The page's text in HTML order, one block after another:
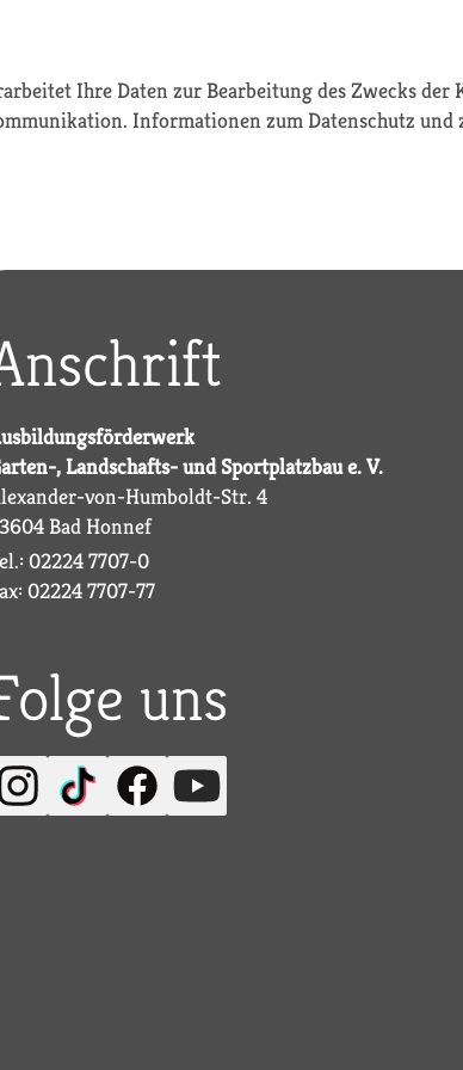
Ihre Daten zur Bearbeitung des Zwecks der
Informationen zum Datenschutz und
, Landschafts- und Sportplatzbau e. V.
von-Humboldt-Str. 4
Bad Honnef
02224 7707-0
02224 7707-77
uns